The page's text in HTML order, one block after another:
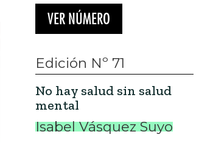
VER NÚMERO
Edición Nº 71
No hay salud sin salud
mental
Isabel Vásquez Suyo